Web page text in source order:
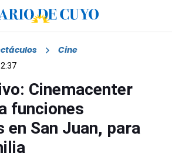
Cine
Cinemacenter
funciones
en San Juan, para